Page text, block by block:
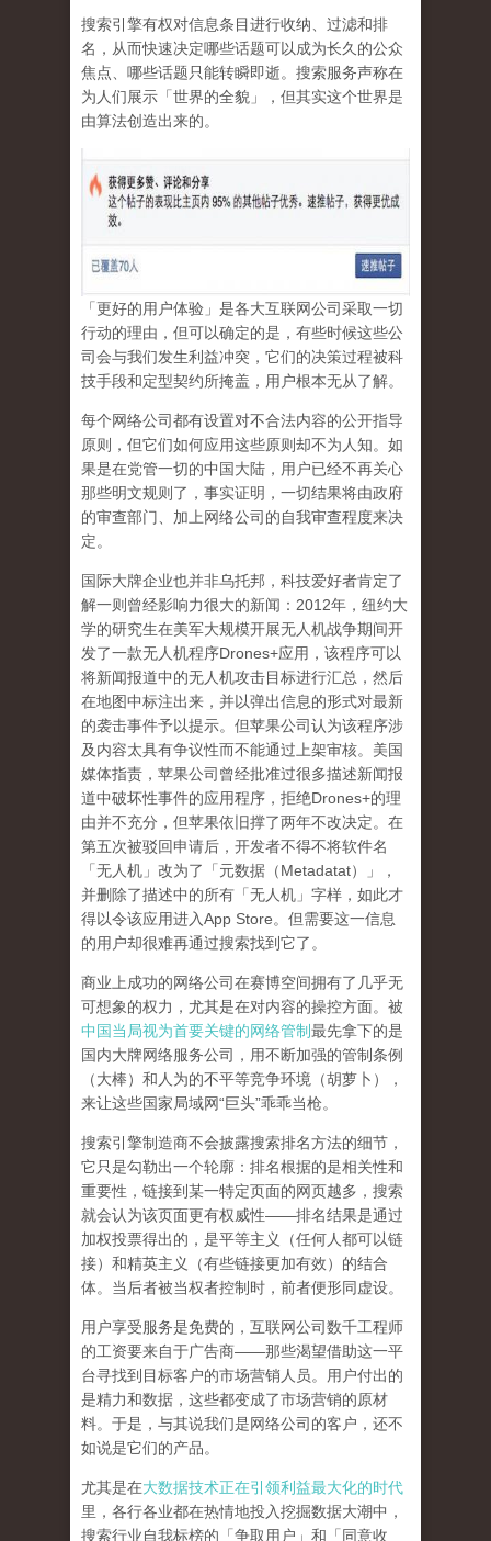
搜索引擎有权对信息条目进行收纳、过滤和排
名，从而快速决定哪些话题可以成为长久的公众
焦点、哪些话题只能转瞬即逝。搜索服务声称在
为人们展示「世界的全貌」，但其实这个世界是
由算法创造出来的。
「更好的用户体验」是各大互联网公司采取一切
行动的理由，但可以确定的是，有些时候这些公
司会与我们发生利益冲突，它们的决策过程被科
技手段和定型契约所掩盖，用户根本无从了解。
每个网络公司都有设置对不合法内容的公开指导
原则，但它们如何应用这些原则却不为人知。如
果是在党管一切的中国大陆，用户已经不再关心
那些明文规则了，事实证明， 一切结果将由政府
的审查部门、加上网络公司的自我审查程度来决
定。
国际大牌企业也并非乌托邦，科技爱好者肯定了
解一则曾经影响力很大的新闻： 2012年，纽约大
学的研究生在美军大规模开展无人机战争期间开
发了一款无人机程序Drones+应用，该程序可以
将新闻报道中的无人机攻击目标进行汇总，然后
在地图中标注出来，并以弹出信息的形式对最新
的袭击事件予以提示。但苹果公司认为该程序涉
及内容太具有争议性而不能通过上架审核。美国
媒体指责，苹果公司曾经批准过很多描述新闻报
道中破坏性事件的应用程序，拒绝Drones+的理
由并不充分，但苹果依旧撑了两年不改决定。在
第五次被驳回申请后，开发者不得不将软件名
「无人机」改为了「元数据（Metadatat）」，
并删除了描述中的所有「无人机」字样，如此才
得以令该应用进入App Store。但需要这一信息
的用户却很难再通过搜索找到它了。
商业上成功的网络公司在赛博空间拥有了几乎无
可想象的权力，尤其是在对内容的操控方面。被
中国当局视为首要关键的网络管制最先拿下的是
国内大牌网络服务公司 ，用不断加强的管制条例
（大棒）和人为的不平等竞争环境（胡萝卜），
来让这些国家局域网“巨头”乖乖当枪。
搜索引擎制造商不会披露搜索排名方法的细节，
它只是勾勒出一个轮廓：排名根据的是相关性和
重要性，链接到某一特定页面的网页越多，搜索
就会认为该页面更有权威性——排名结果是通过
加权投票得出的，是平等主义（任何人都可以链
接）和精英主义（有些链接更加有效）的结合
体。 当后者被当权者控制时，前者便形同虚设。
用户享受服务是免费的，互联网公司数千工程师
的工资要来自于广告商——那些渴望借助这一平
台寻找到目标客户的市场营销人员。用户付出的
是精力和数据，这些都变成了市场营销的原材
料。于是， 与其说我们是网络公司的客户，还不
如说是它们的产品。
尤其是在大数据技术正在引领利益最大化的时代
里，各行各业都在热情地投入挖掘数据大潮中，
搜索行业自我标榜的「争取用户」和「同意收